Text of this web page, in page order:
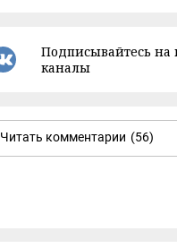
Подписывайтесь
каналы
Читать комментарии (56)